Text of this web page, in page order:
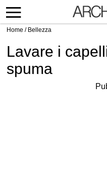
Home / Bellezza
Lavare i
spuma